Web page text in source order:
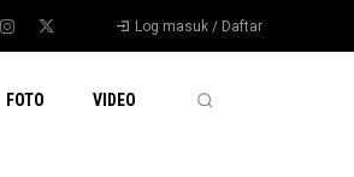
Log masuk / Daftar
FOTO VIDEO